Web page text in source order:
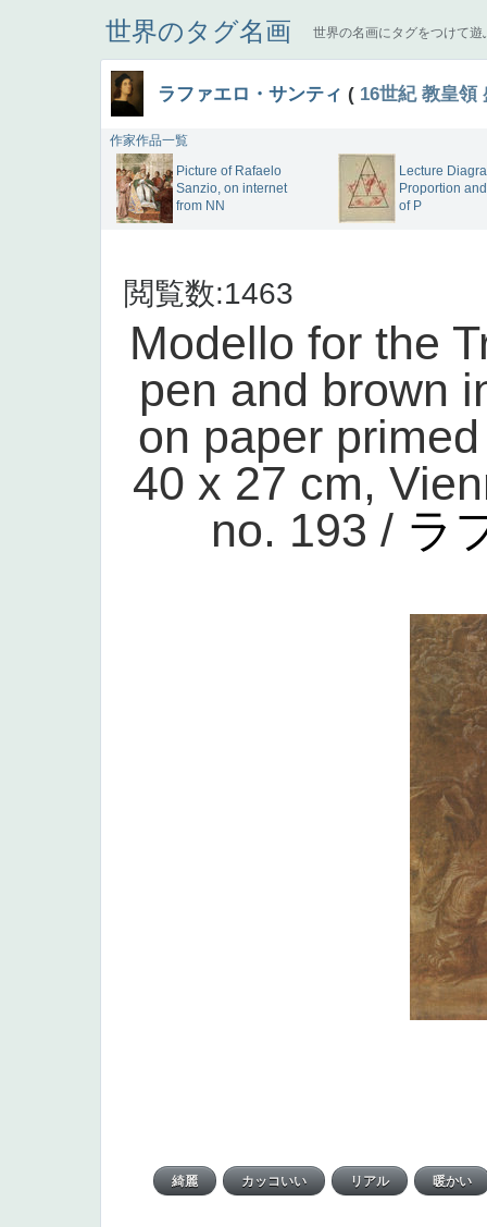
世界のタグ名画 世界の名画にタグをつけて遊
ラファエロ・サンティ ( 16世紀 教皇領
作家作品一覧
Picture of Rafaelo
Sanzio, on internet
from NN
Lecture
Proportion
of P
閲覧数:1463
Modello for the
pen and brown
on paper
40 x 27 cm,
no. 193 / ラ